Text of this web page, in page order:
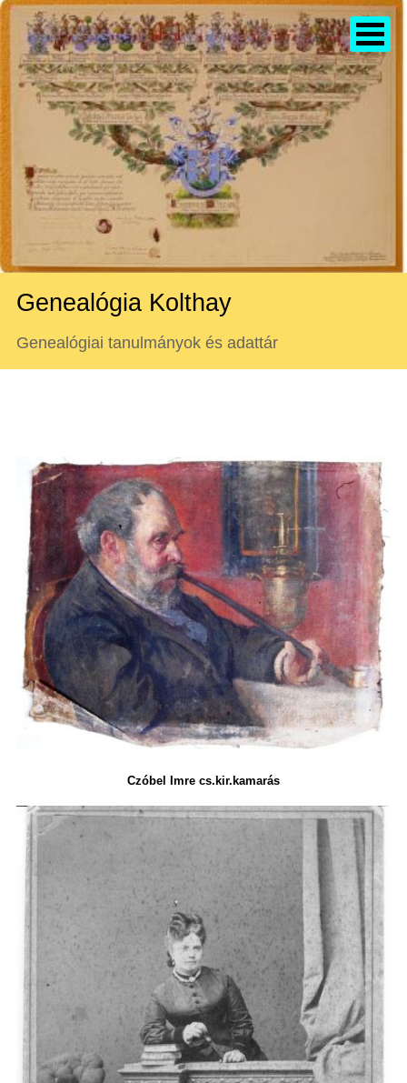
Genealógia Kolthay
Genealógiai tanulmányok és adattár
Czóbel Imre cs.kir.kamarás